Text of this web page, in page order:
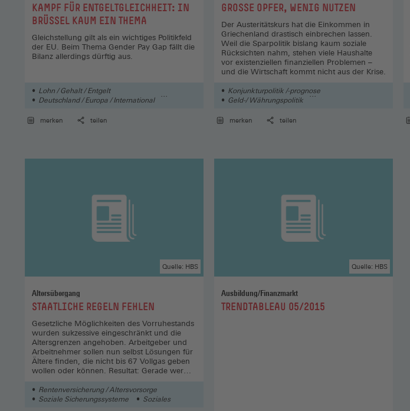
:KAMPF FÜR ENTGELTGLEICHHEIT: IN
BRÜSSEL KAUM EIN THEMA
Gleichstellung gilt als ein wichtiges Politikfeld
der EU. Beim Thema Gender Pay Gap fällt die
Bilanz allerdings dürftig aus.
Lohn / Gehalt / Entgelt
Deutschland / Europa / International
merken
teilen
:GROSSE OPFER, WENIG NUTZEN
Der Austeritätskurs hat die Einkommen in
Griechenland drastisch einbrechen lassen.
Weil die Sparpolitik bislang kaum soziale
Rücksichten nahm, stehen viele Haushalte
vor existenziellen finanziellen Problemen –
und die Wirtschaft kommt nicht aus der Krise.
Konjunkturpolitik /-prognose
Geld-/ Währungspolitik
merken
teilen
Altersübergang
:STAATLICHE REGELN FEHLEN
Quelle: HBS
Gesetzliche Möglichkeiten des Vorruhestands
wurden sukzessive eingeschränkt und die
Altersgrenzen angehoben. Arbeitgeber und
Arbeitnehmer sollen nun selbst Lösungen für
Ältere finden, die nicht bis 67 Vollgas geben
wollen oder können. Resultat: Gerade wer
Rentenversicherung / Altersvorsorge
Soziale Sicherungssysteme
Soziales
Ausbildung/Finanzmarkt
:
TRENDTABLEAU 05/2015
Quelle: HBS